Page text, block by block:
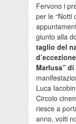
Fervono i
per le “Notti
giunto alla
taglio del
Marlusa”
Luca
Circolo
riesce a
anno, volti